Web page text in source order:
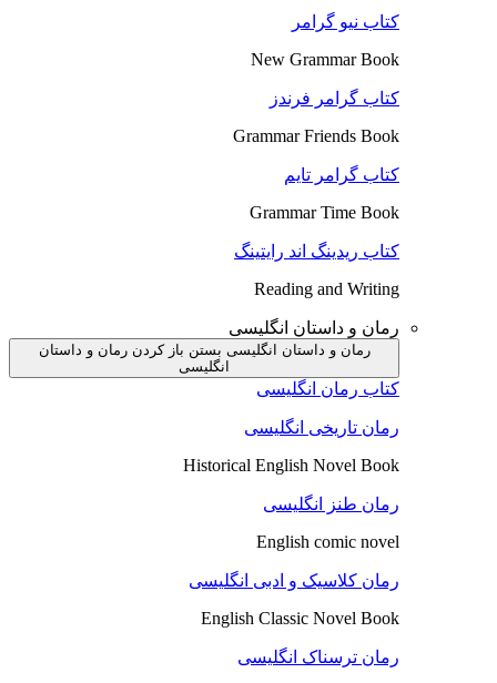
کتاب نیو گرامر
New Grammar Book
کتاب گرامر فرندز
Grammar Friends Book
کتاب گرامر تایم
Grammar Time Book
کتاب ریدینگ اند رایتینگ
Reading and Writing
رمان و داستان انگلیسی
رمان و داستان انگلیسی بستن باز کردن رمان و داستان
انگلیسی
کتاب رمان انگلیسی
رمان تاریخی انگلیسی
Historical English Novel Book
رمان طنز انگلیسی
English comic novel
رمان کلاسیک و ادبی انگلیسی
English Classic Novel Book
رمان ترسناک انگلیسی